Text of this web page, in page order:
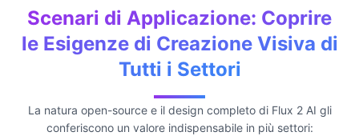
Scenari di Applicazione: Coprire
le Esigenze di Creazione Visiva di
Tutti i Settori
La natura open-source e il design completo di Flux 2 AI gli
conferiscono un valore indispensabile in più settori: